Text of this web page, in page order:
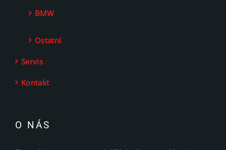
BMW
Ostatní
Servis
Kontakt
O NÁS